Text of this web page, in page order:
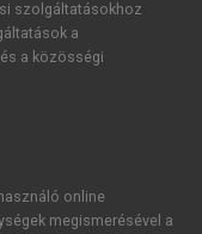
szolgáltatásokhoz
a
a közösségi
online
megismerésével a